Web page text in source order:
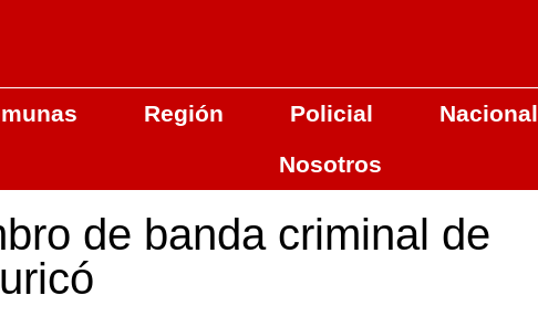
Región Policial Nacional
Nosotros
de banda criminal de